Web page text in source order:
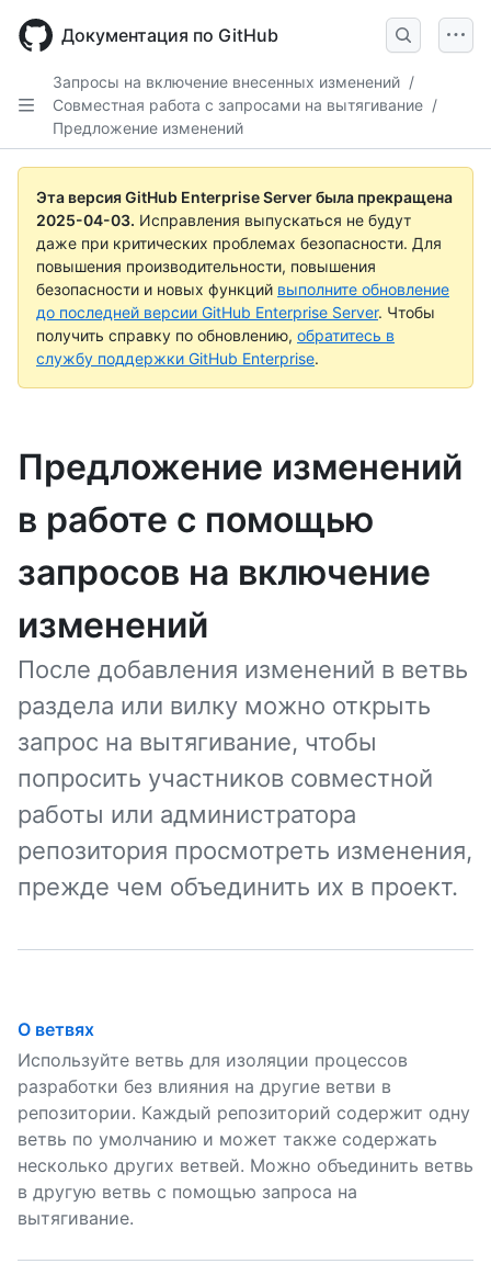
main
Документация по GitHub
Запросы на включение внесенных изменений /
Совместная работа с запросами на вытягивание /
Предложение изменений
Эта версия GitHub Enterprise Server была прекращена
2025-04-03. Исправления выпускаться не будут
даже при критических проблемах безопасности. Для
повышения производительности, повышения
безопасности и новых функций выполните обновление
до последней версии GitHub Enterprise Server. Чтобы
получить справку по обновлению, обратитесь в
службу поддержки GitHub Enterprise.
Предложение изменений
в работе с помощью
запросов на включение
изменений
После добавления изменений в ветвь
раздела или вилку можно открыть
запрос на вытягивание, чтобы
попросить участников совместной
работы или администратора
репозитория просмотреть изменения,
прежде чем объединить их в проект.
О ветвях
Используйте ветвь для изоляции процессов
разработки без влияния на другие ветви в
репозитории. Каждый репозиторий содержит одну
ветвь по умолчанию и может также содержать
несколько других ветвей. Можно объединить ветвь
в другую ветвь с помощью запроса на
вытягивание.